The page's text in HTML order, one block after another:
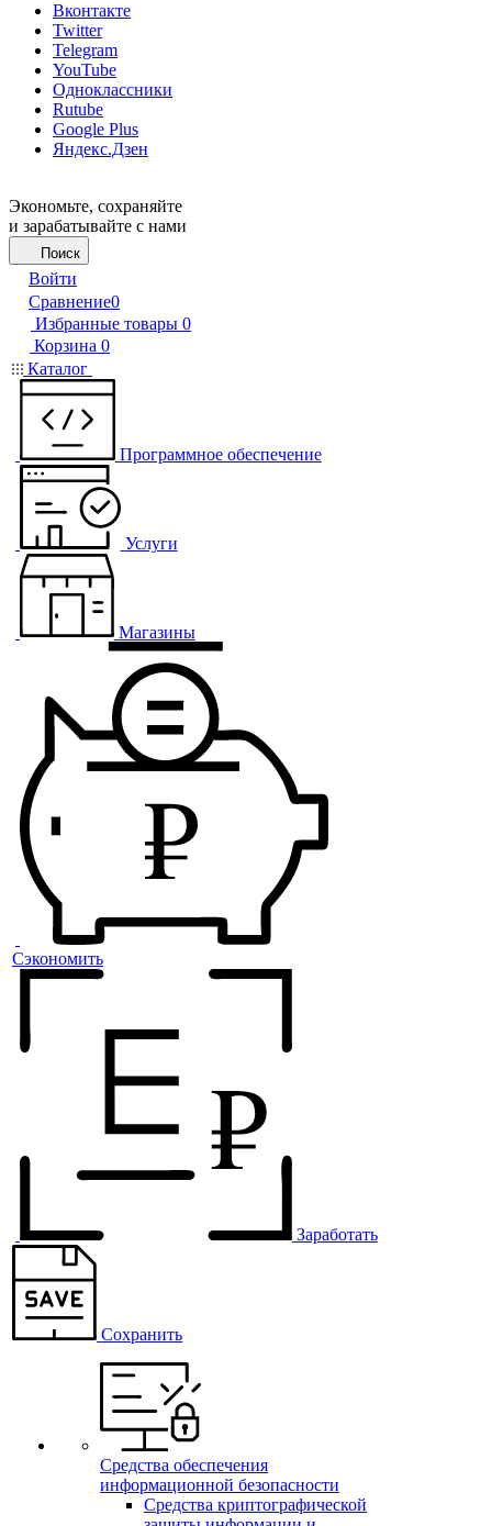
Вконтакте
Twitter
Telegram
YouTube
Одноклассники
Rutube
Google Plus
Яндекс.Дзен
Экономьте, сохраняйте
и зарабатывайте с нами
Поиск
Войти
Сравнение0
Избранные товары 0
Корзина 0
Каталог
Программное обеспечение
Услуги
Магазины
Сэкономить
Заработать
Сохранить
Средства обеспечения
информационной безопасности
Средства криптографической